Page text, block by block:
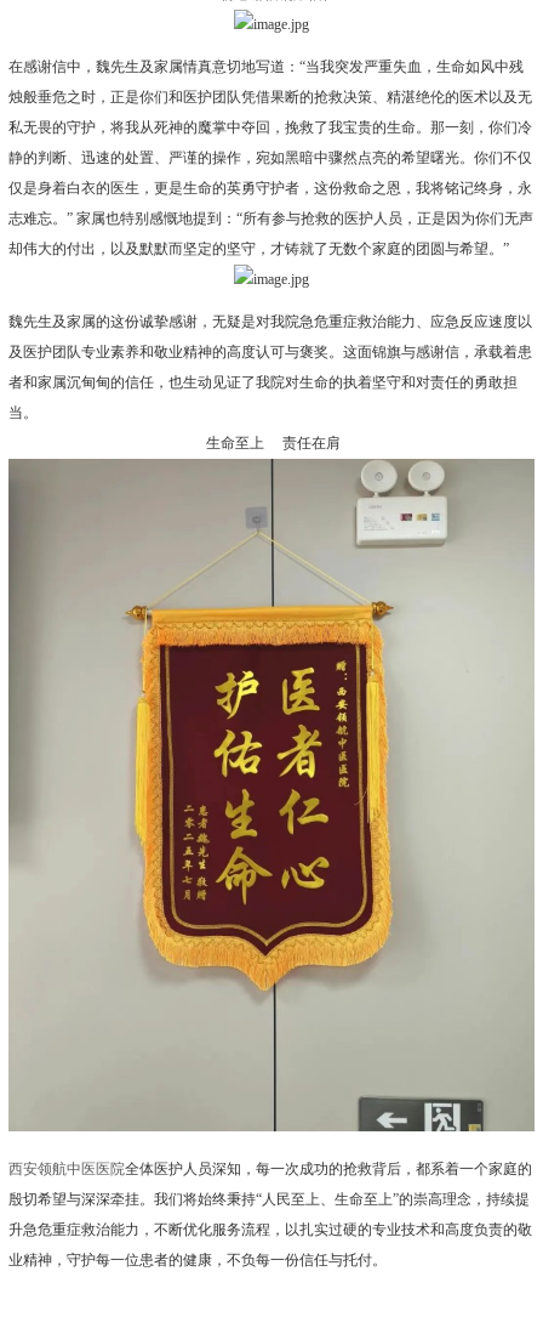
在感谢信中，魏先生及家属情真意切地写道：“当我突发严重失血，生命如风中残
烛般垂危之时，正是你们和医护团队凭借果断的抢救决策、精湛绝伦的医术以及无
私无畏的守护，将我从死神的魔掌中夺回，挽救了我宝贵的生命。那一刻，你们冷
静的判断、迅速的处置、严谨的操作，宛如黑暗中骤然点亮的希望曙光。你们不仅
仅是身着白衣的医生，更是生命的英勇守护者，这份救命之恩，我将铭记终身，永
志难忘。” 家属也特别感慨地提到：“所有参与抢救的医护人员，正是因为你们无声
却伟大的付出，以及默默而坚定的坚守，才铸就了无数个家庭的团圆与希望。”
魏先生及家属的这份诚挚感谢，无疑是对我院急危重症救治能力、应急反应速度以
及医护团队专业素养和敬业精神的高度认可与褒奖。这面锦旗与感谢信，承载着患
者和家属沉甸甸的信任，也生动见证了我院对生命的执着坚守和对责任的勇敢担
当。
生命至上 责任在肩
西安领航中医医院全体医护人员深知，每一次成功的抢救背后，都系着一个家庭的
殷切希望与深深牵挂。我们将始终秉持“人民至上、生命至上”的崇高理念，持续提
升急危重症救治能力，不断优化服务流程，以扎实过硬的专业技术和高度负责的敬
业精神，守护每一位患者的健康，不负每一份信任与托付。